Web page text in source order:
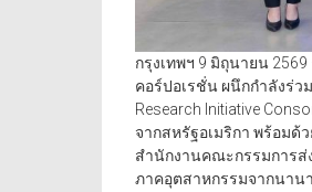
กรุงเทพฯ 9 มิถุนายน
คอร์ปอเรชั่น ผนึกกำลังร่ว
Research Initiative
จากสหรัฐอเมริกา พร้อม
สำนักงานคณะกรรมการส่
ภาคอุตสาหกรรมจากนานา